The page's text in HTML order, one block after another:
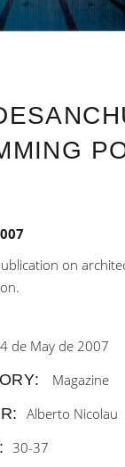
on
4 de May de 2007
Magazine
Alberto Nicolau
30-37